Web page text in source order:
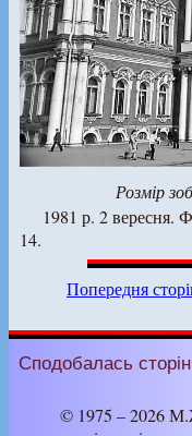
Розмір
1981 р. 2
14.
Попередня
Сподобалась
© 1975 – 2026